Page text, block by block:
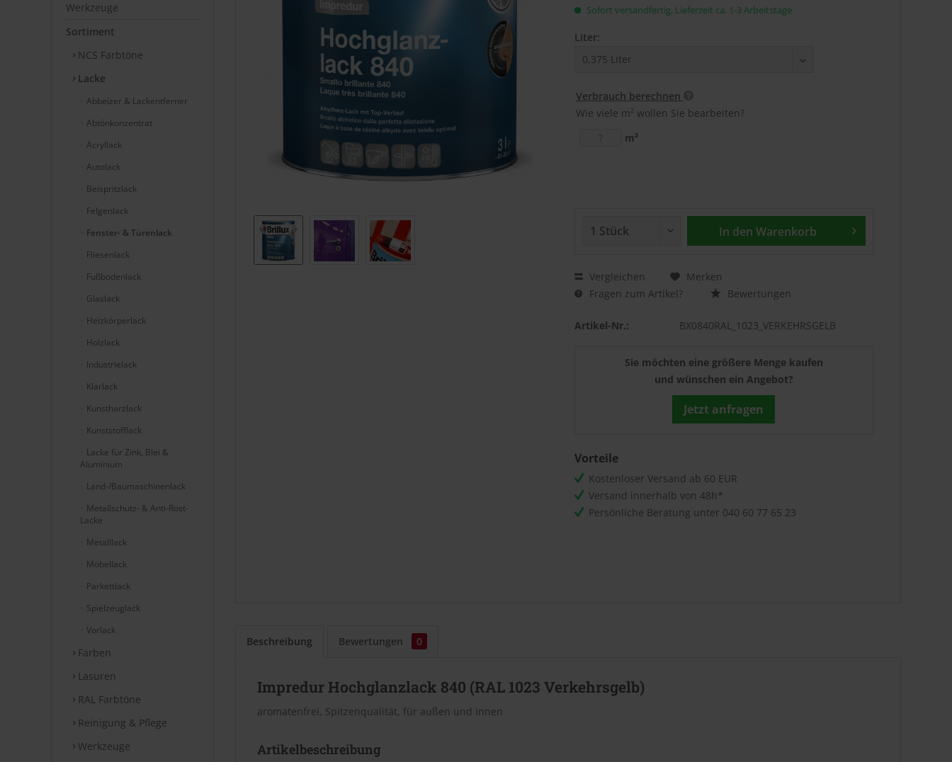
Werkzeuge
Sortiment
NCS Farbtöne
Lacke
Abbeizer & Lackentferner
Abtönkonzentrat
Acryllack
Autolack
Beispritzlack
Felgenlack
Fenster- & Türenlack
Fliesenlack
Fußbodenlack
Glaslack
Heizkörperlack
Holzlack
Industrielack
Klarlack
Kunstharzlack
Kunststofflack
Lacke für Zink, Blei &
Aluminium
Land-/Baumaschinenlack
Metallschutz- & Anti-Rost-
Lacke
Metalllack
Möbellack
Parkettlack
Spielzeuglack
Vorlack
Farben
Lasuren
RAL Farbtöne
Reinigung & Pflege
Werkzeuge
Sofort versandfertig, Lieferzeit ca. 1-3 Arbeitstage
Liter:
Verbrauch berechnen
Wie viele m² wollen Sie bearbeiten?
m²
In den Warenkorb
Vergleichen
Merken
Fragen zum Artikel?
Bewertungen
Artikel-Nr.: BX0840RAL_1023_VERKEHRSGELB
Sie möchten eine größere Menge kaufen
und wünschen ein Angebot?
Jetzt anfragen
Vorteile
Kostenloser Versand ab 60 EUR
Versand innerhalb von 48h*
Persönliche Beratung unter 040 60 77 65 23
Beschreibung Bewertungen 0
Impredur Hochglanzlack 840 (RAL 1023 Verkehrsgelb)
aromatenfrei, Spitzenqualität, für außen und innen
Artikelbeschreibung